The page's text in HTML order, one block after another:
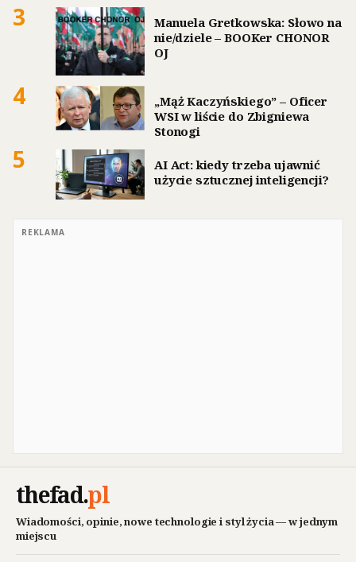
3
Manuela Gretkowska: Słowo na
nie/dziele – BOOKer CHONOR
OJ
4
„Mąż Kaczyńskiego” – Oficer
WSI w liście do Zbigniewa
Stonogi
5
AI Act: kiedy trzeba ujawnić
użycie sztucznej inteligencji?
REKLAMA
thefad.pl
Wiadomości, opinie, nowe technologie i styl życia — w jednym
miejscu